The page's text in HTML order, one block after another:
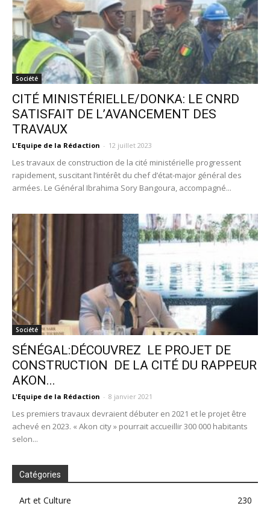
Société
CITÉ MINISTÉRIELLE/DONKA: LE CNRD
SATISFAIT DE L’AVANCEMENT DES
TRAVAUX
L'Equipe de la Rédaction - 12 juillet 2023
Les travaux de construction de la cité ministérielle progressent
rapidement, suscitant l’intérêt du chef d’état-major général des
armées. Le Général Ibrahima Sory Bangoura, accompagné...
Société
SÉNÉGAL:DÉCOUVREZ LE PROJET DE
CONSTRUCTION DE LA CITÉ DU RAPPEUR
AKON...
L'Equipe de la Rédaction - 8 janvier 2021
Les premiers travaux devraient débuter en 2021 et le projet être
achevé en 2023. « Akon city » pourrait accueillir 300 000 habitants
selon...
Catégories
Art et Culture
230